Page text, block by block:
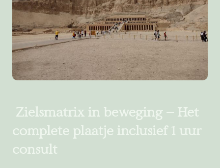
Zielsmatrix in beweging – Het
complete plaatje inclusief 1 uur
consult